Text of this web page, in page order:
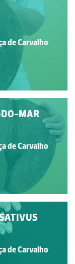
de Carvalho
DO-MAR
de Carvalho
de Carvalho